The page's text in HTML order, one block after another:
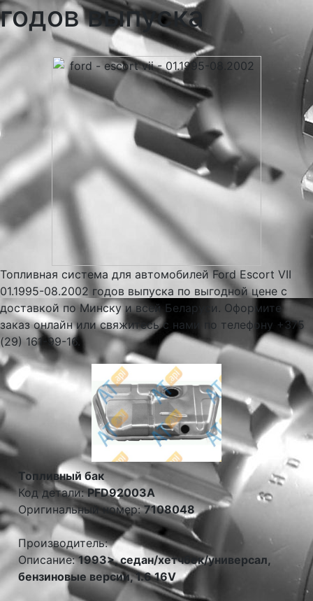
годов выпуска
Топливная система для автомобилей Ford Escort VII
01.1995-08.2002 годов выпуска по выгодной цене с
доставкой по Минску и всей Беларуси. Оформите
заказ онлайн или свяжитесь с нами по телефону +375
(29) 161-99-16.
Топливный бак
Код детали:PFD92003A
Оригинальный номер:7108048
Производитель:
Описание:1993>, седан/хетчбек/универсал,
бензиновые версии, 1.6 16V